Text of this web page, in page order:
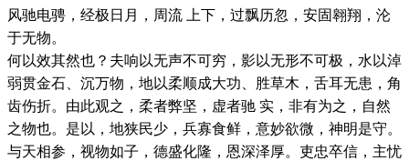
风驰电骋，经极日月，周流 上下，过飘历忽，安固翱翔，沦
于无物。
何以效其然也？夫响以无声不可穷，影以无形不可极，水以淖
弱贯金石、沉万物，地以柔顺成大功、胜草木，舌耳无患，角
齿伤折。由此观之，柔者弊坚，虚者驰 实，非有为之，自然
之物也。是以，地狭民少，兵寡食鲜，意妙欲微，神明是守。
与天相参，视物如子，德盛化隆，恩深泽厚。吏忠卒信，主忧